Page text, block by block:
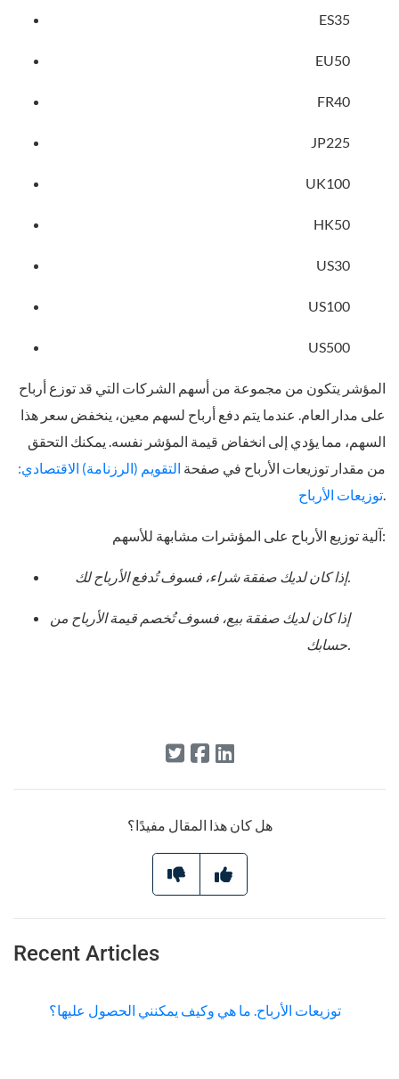
ES35
EU50
FR40
JP225
UK100
HK50
US30
US100
US500
المؤشر يتكون من مجموعة من أسهم الشركات التي قد توزع أرباح
على مدار العام. عندما يتم دفع أرباح لسهم معين، ينخفض سعر هذا
السهم، مما يؤدي إلى انخفاض قيمة المؤشر نفسه. يمكنك التحقق
من مقدار توزيعات الأرباح في صفحة التقويم (الرزنامة) الاقتصادي:
توزيعات الأرباح
آلية توزيع الأرباح على المؤشرات مشابهة للأسهم:
إذا كان لديك صفقة شراء، فسوف تُدفع الأرباح لك.
إذا كان لديك صفقة بيع، فسوف تُخصم قيمة الأرباح من
هل كان هذا المقال مفيدًا؟
Recent Articles
توزيعات الأرباح. ما هي وكيف يمكنني الحصول عليها؟